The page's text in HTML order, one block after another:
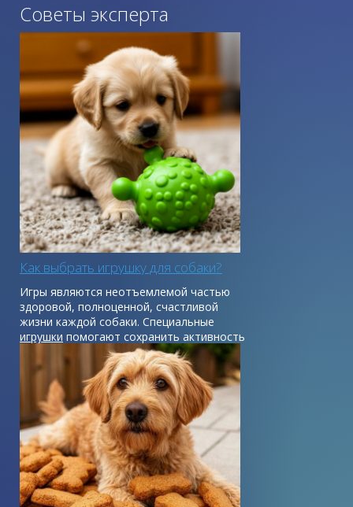
Цвет темный, а вкус привычного легкого приобретает
новый вид и качество. Подходит для собак с аллергией.
Советы эксперта
Как выбрать игрушку для собаки?
Игры являются неотъемлемой частью
здоровой, полноценной, счастливой
жизни каждой собаки. Специальные
игрушки помогают сохранить активность
и жизнерадостность питомца.